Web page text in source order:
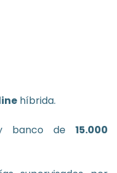
híbrida.
banco de 15.000